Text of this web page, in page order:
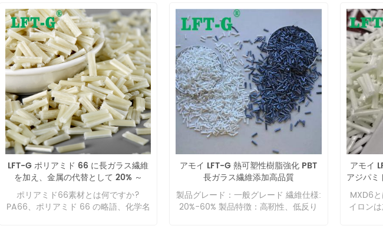
高光沢の表面が得られ、塗装、金属メ
ッキ、または自然に反射するシェルの
作成に最適です。 1. 流動性の高い薄肉
に適しています 流動性が高く、ガラス
繊維含有率60％でも厚さ0.5mmの薄
肉でも容易に充填できます。 2. 優れた
表面仕上げ 樹脂 を豊富に含む完璧な表
面は、ガラス繊維の含有量が高くて
も、高度に研磨された外観を持ちま
す。 3. 高い強度と剛性 MXD6 の引張
強度と曲げ強度は、50 ～ 60% のガラ
ス繊維強化材料を添加した多くの鋳造
金属や合金の強度と同等です。 4. 優れ
た寸法安定性 周囲 温度では、MXD6
ガラス繊維複合材料の線膨張係数
(CLTE) は、多くの鋳造金属や合金の
線膨張係数 (CLTE) と同様です。収縮
率が低いため再現性が高く、厳しい公
産業、その他の産業に適しています。
ため、理想的なグリーンポリマー素材
であり、代表的なものの一つです。生
分解性プラスチック。 PLA の構造は、
その耐熱性、靭性、機械的強度、分解
性、生体適合性に重要な影響を与えま
す。以下、耐熱性への影響を中心に説
明します。 PLA分子の主鎖にはサブメ
チレンが1つしかなく、分子鎖がらせん
構造をしており、活性が低い。そのた
め、射出成形後のPLAは結晶化速度が
遅いためほとんど結晶化せず、製品の
耐熱性が劣ります。熱処理中にエステ
ル結合が部分的に切断されて末端カル
ボキシル基が生成され、これが PLA の
熱劣化に対して自己触媒分解効果をも
たらします。 LGF強化PLA 繊維の剛性
により、繊維はポリマーマトリックス
内で骨格をサポートする役割を果たし
LFT-G ポリアミド 66 に長ガラス繊維
を加え、金属の代替として 20% ～
60% 強化プラスチック
ポリアミド66素材とは何ですか?
PA66、ポリアミド 66 の略語、化学名
アモイ LFT-G 熱可塑性樹脂強化 PBT
長ガラス繊維添加高品質
製品グレード：一般グレード 繊維仕様:
20%-60% 製品特徴：高靭性、低反り
アモイ
アジパミ
MXD6
イロン